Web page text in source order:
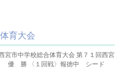
育大会
中学校総合体育大会 第７１回西宮
優 勝 〈１回戦〉報徳中 シード